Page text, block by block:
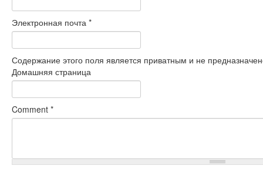
Электронная почта *
Содержание этого поля является приватным и не
Домашняя страница
Comment *